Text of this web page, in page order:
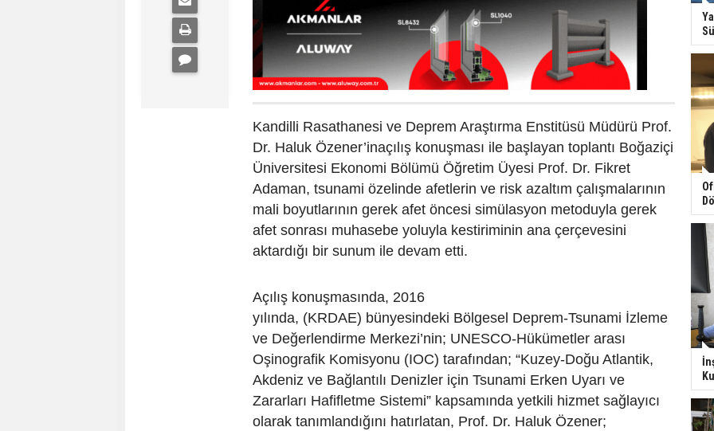
Kandilli Rasathanesi ve Deprem Araştırma Enstitüsü Müdürü Prof.
Dr. Haluk Özener’inaçılış konuşması ile başlayan toplantı Boğaziçi
Üniversitesi Ekonomi Bölümü Öğretim Üyesi Prof. Dr. Fikret
Adaman, tsunami özelinde afetlerin ve risk azaltım çalışmalarının
mali boyutlarının gerek afet öncesi simülasyon metoduyla gerek
afet sonrası muhasebe yoluyla kestiriminin ana çerçevesini
aktardığı bir sunum ile devam etti.
Açılış konuşmasında, 2016
yılında, (KRDAE) bünyesindeki Bölgesel Deprem-Tsunami İzleme
ve Değerlendirme Merkezi’nin; UNESCO-Hükümetler arası
Oşinografik Komisyonu (IOC) tarafından; “Kuzey-Doğu Atlantik,
Akdeniz ve Bağlantılı Denizler için Tsunami Erken Uyarı ve
Zararları Hafifletme Sistemi” kapsamında yetkili hizmet sağlayıcı
olarak tanımlandığını hatırlatan, Prof. Dr. Haluk Özener;